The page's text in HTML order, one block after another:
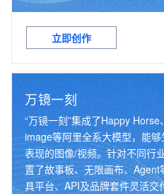
立即创作
万镜一刻
“万镜一刻”集成了Happy
image等阿里全系大模型，能
表现的图像/视频。针对不同行
置了故事板、无限画布、
具平台、API及品牌套件灵活